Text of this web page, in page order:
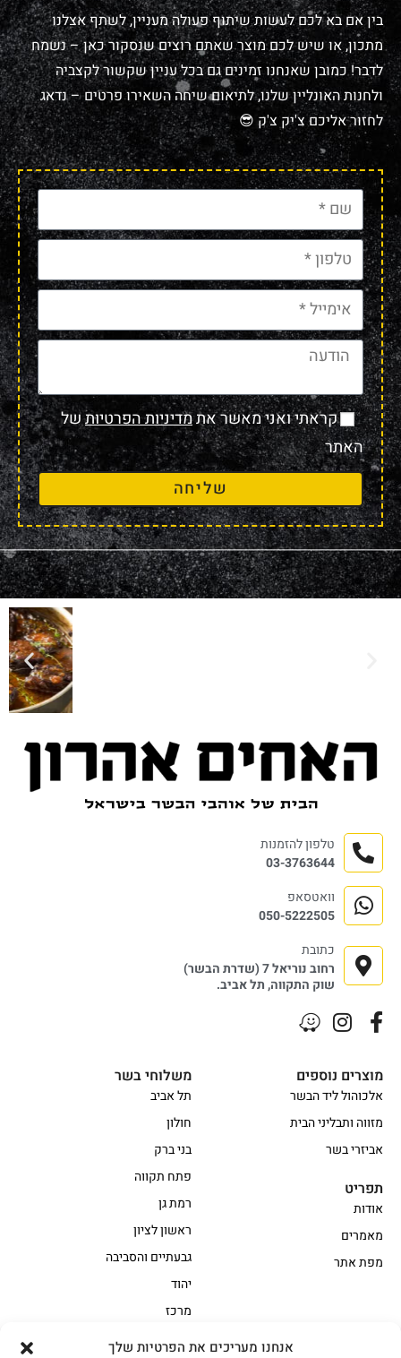
אנחנו מעריכים את הפרטיות שלך
בין אם בא לכם לעשות שיתוף פעולה מעניין, לשתף אצלנו
מתכון, או שיש לכם מוצר שאתם רוצים שנסקור כאן – נשמח
לדבר! כמובן שאנחנו זמינים גם בכל עניין שקשור לקצביה
ולחנות האונליין שלנו, לתיאום שיחה השאירו פרטים – נדאג
לחזור אליכם צ'יק צ'ק 😎
קראתי ואני מאשר אתמדיניות הפרטיותשל
האתר
שליחה
משלוחי בשר
תל אביב
חולון
בני ברק
פתח תקווה
רמת גן
ראשון לציון
גבעתיים והסביבה
יהוד
מרכז
מוצרים נוספים
אלכוהול ליד הבשר
מזווה ותבליני הבית
אביזרי בשר
תפריט
אודות
מאמרים
מפת אתר
טלפון להזמנות
03-3763644
וואטסאפ
050-5222505
כתובת
רחוב נוריאל 7 (שדרת הבשר)
שוק התקווה, תל אביב.